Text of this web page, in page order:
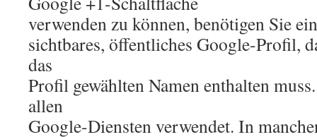
verwenden zu können, benötigen Sie
sichtbares, öffentliches Google-Profil,
das
Profil gewählten Namen enthalten
allen
Google-Diensten verwendet. In